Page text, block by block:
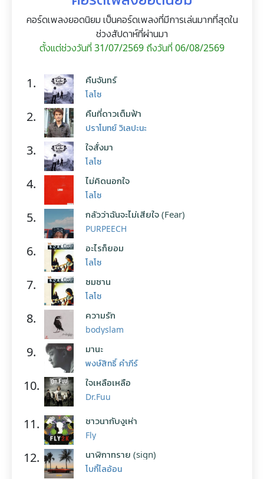
คอร์ดเพลงยอดนิยม เป็นคอร์ดเพลงที่มีการเล่นมากที่สุดใน
ช่วงสัปดาห์ที่ผ่านมา
ตั้งแต่ช่วงวันที่ 31/07/2569 ถึงวันที่ 06/08/2569
1. คืนจันทร์
โลโซ
2. คืนที่ดาวเต็มฟ้า
ปราโมทย์ วิเลปะนะ
3. ใจสั่งมา
โลโซ
4. ไม่คิดนอกใจ
โลโซ
5. กลัวว่าฉันจะไม่เสียใจ (Fear)
PURPEECH
6. อะไรก็ยอม
โลโซ
7. ซมซาน
โลโซ
8. ความรัก
bodyslam
9. มานะ
พงษ์สิทธิ์ คำภีร์
10. ใจเหลือเหลือ
Dr.Fuu
11. ชาวนากับงูเห่า
Fly
12. นาฬิกาทราย (sign)
โบกี้ไลอ้อน